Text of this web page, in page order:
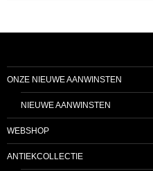
ONZE NIEUWE AANWINSTEN
NIEUWE AANWINSTEN
WEBSHOP
ANTIEKCOLLECTIE